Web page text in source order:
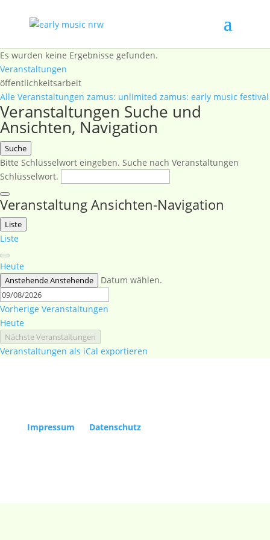
Es wurden keine Ergebnisse gefunden.
Veranstaltungen
öffentlichkeitsarbeit
Alle Veranstaltungen zamus: unlimited zamus: early music festival
Veranstaltungen Suche und
Ansichten, Navigation
Suche
Bitte Schlüsselwort eingeben. Suche nach Veranstaltungen
Schlüsselwort.
Veranstaltung Ansichten-Navigation
Liste
Liste
Heute
AnstehendeAnstehende Datum wählen.
Vorherige Veranstaltungen
Heute
NächsteVeranstaltungen
Veranstaltungen als iCal exportieren
Impressum
Datenschutz